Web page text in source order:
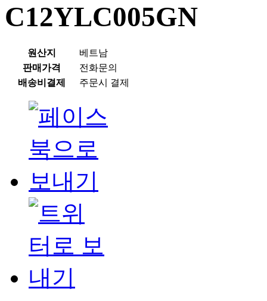
C12YLC005GN
원산지
베트남
판매가격
전화문의
배송비결제
주문시 결제